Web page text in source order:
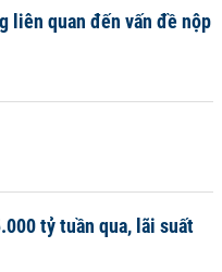
liên quan đến vấn đề nộp
tỷ tuần qua, lãi suất